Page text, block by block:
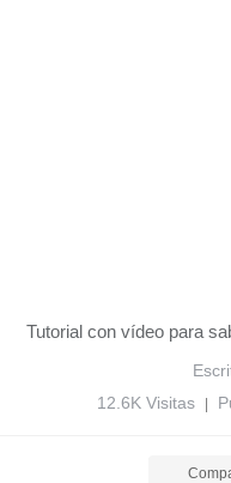
Tutorial con vídeo para
12.6K Visitas